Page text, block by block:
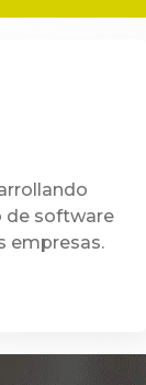
de software
empresas.